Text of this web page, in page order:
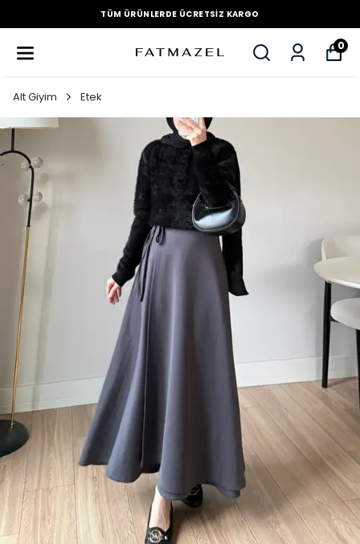
TÜM ÜRÜNLERDE ÜCRETSIZ KARGO
0
Alt Giyim Etek